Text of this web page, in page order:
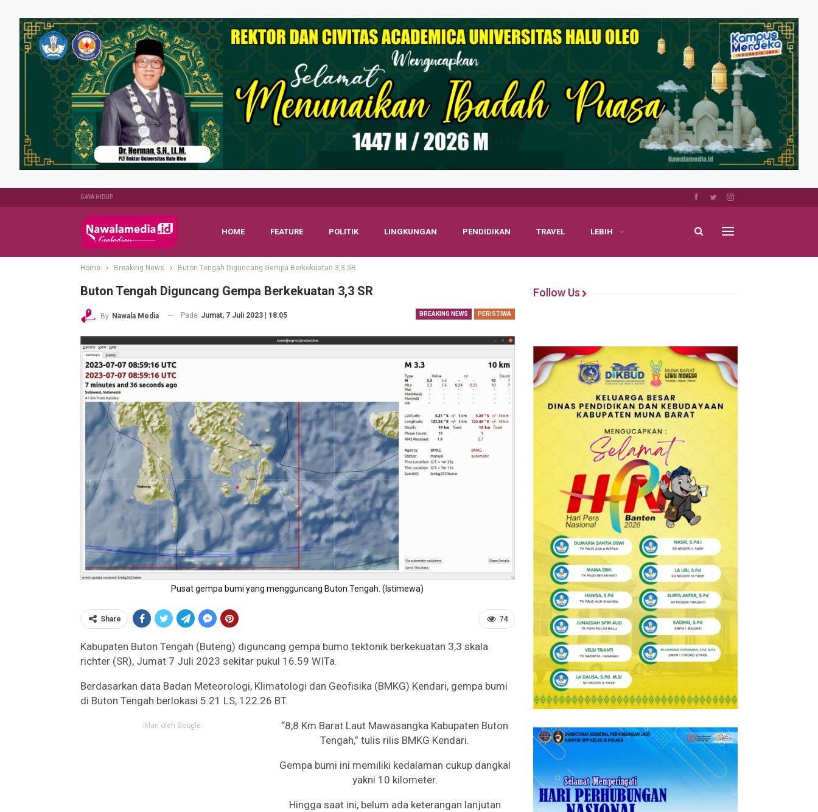
GAYA HIDUP
HOME FEATURE POLITIK LINGKUNGAN PENDIDIKAN TRAVEL LEBIH
Home Breaking News Buton Tengah Diguncang Gempa Berkekuatan 3,3 SR
Buton Tengah Diguncang Gempa Berkekuatan 3,3 SR
BREAKING NEWS PERISTIWA
By Nawala Media Pada Jumat, 7 Juli 2023 | 18:05
Pusat gempa bumi yang mengguncang Buton Tengah. (Istimewa)
74
Share
Kabupaten Buton Tengah (Buteng) diguncang gempa bumo tektonik berkekuatan 3,3 skala
richter (SR), Jumat 7 Juli 2023 sekitar pukul 16.59 WITa.
Berdasarkan data Badan Meteorologi, Klimatologi dan Geofisika (BMKG) Kendari, gempa bumi
di Buton Tengah berlokasi 5.21 LS, 122.26 BT.
Iklan oleh Google
“8,8 Km Barat Laut Mawasangka Kabupaten Buton
Tengah,” tulis rilis BMKG Kendari.
Gempa bumi ini memiliki kedalaman cukup dangkal
yakni 10 kilometer.
Hingga saat ini, belum ada keterangan lanjutan
Follow Us